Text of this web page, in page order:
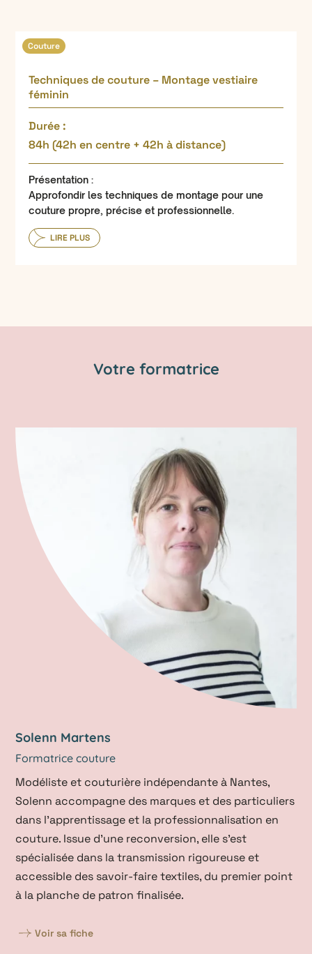
Techniques de couture – Montage vestiaire
féminin
Durée :
84h (42h en centre + 42h à distance)
Présentation :
Approfondir les techniques de montage pour une
couture propre, précise et professionnelle.
LIRE PLUS
Couture
Votre formatrice
Solenn Martens
Formatrice couture
Modéliste et couturière indépendante à Nantes,
Solenn accompagne des marques et des particuliers
dans l’apprentissage et la professionnalisation en
couture. Issue d’une reconversion, elle s’est
spécialisée dans la transmission rigoureuse et
accessible des savoir-faire textiles, du premier point
à la planche de patron finalisée.
Voir sa fiche